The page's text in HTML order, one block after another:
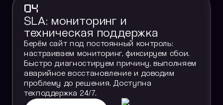
04
SLA: мониторинг и
техническая поддержка
Берём сайт под постоянный контроль:
настраиваем мониторинг, фиксируем сбои.
Быстро диагностируем причину, выполняем
аварийное восстановление и доводим
проблему до решения. Доступна
техподдержка 24/7.